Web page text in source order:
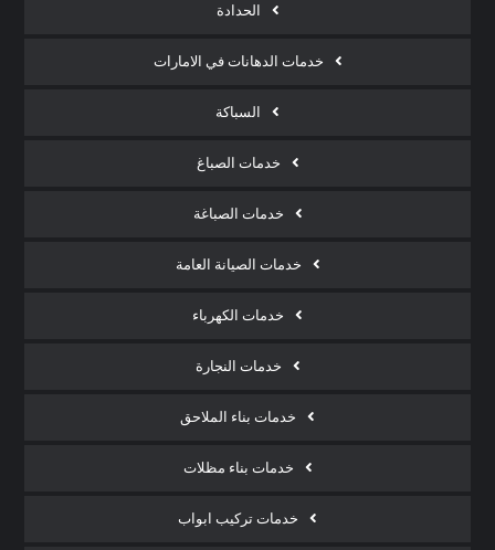
الحدادة
خدمات الدهانات في الامارات
السباكة
خدمات الصباغ
خدمات الصباغة
خدمات الصيانة العامة
خدمات الكهرباء
خدمات النجارة
خدمات بناء الملاحق
خدمات بناء مظلات
خدمات تركيب ابواب